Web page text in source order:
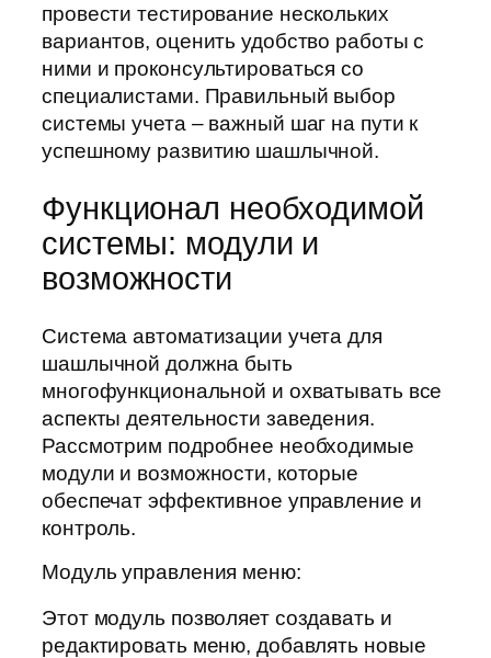
провести тестирование нескольких
вариантов, оценить удобство работы с
ними и проконсультироваться со
специалистами. Правильный выбор
системы учета – важный шаг на пути к
успешному развитию шашлычной.
Функционал необходимой
системы: модули и
возможности
Система автоматизации учета для
шашлычной должна быть
многофункциональной и охватывать все
аспекты деятельности заведения.
Рассмотрим подробнее необходимые
модули и возможности, которые
обеспечат эффективное управление и
контроль.
Модуль управления меню:
Этот модуль позволяет создавать и
редактировать меню, добавлять новые